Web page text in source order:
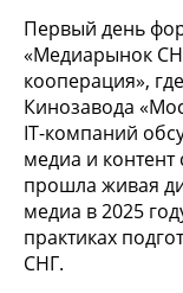
Первый день
«Медиарынок
кооперация»,
Кинозавода
IT-компаний
медиа и контент
прошла живая
медиа в 2025
практиках
СНГ.